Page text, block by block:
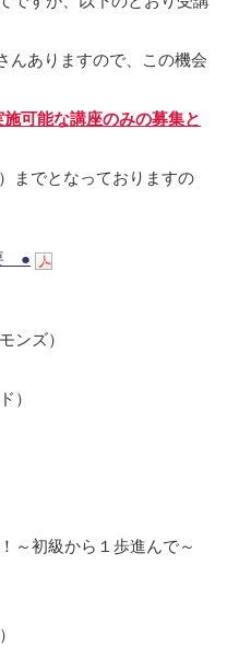
んありますので、この機会
可能な講座のみの募集と
までとなっておりますの
●
ンズ）
）
～初級から１歩進んで～